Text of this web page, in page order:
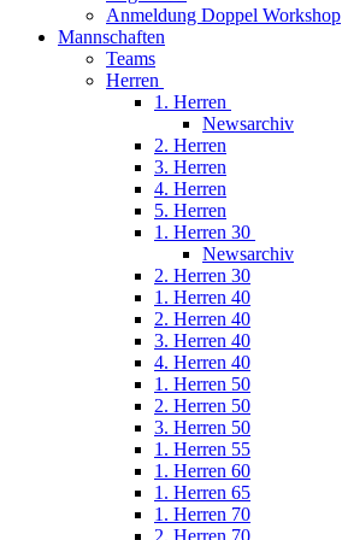
Anmeldung Doppel Workshop
Mannschaften
Teams
Herren
1. Herren
Newsarchiv
2. Herren
3. Herren
4. Herren
5. Herren
1. Herren 30
Newsarchiv
2. Herren 30
1. Herren 40
2. Herren 40
3. Herren 40
4. Herren 40
1. Herren 50
2. Herren 50
3. Herren 50
1. Herren 55
1. Herren 60
1. Herren 65
1. Herren 70